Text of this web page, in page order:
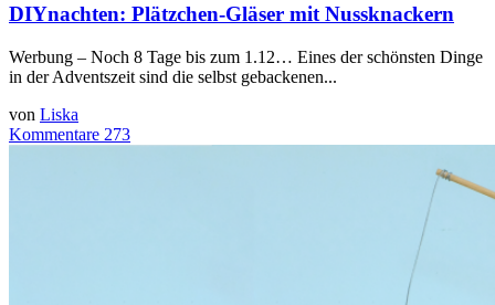
DIYnachten: Plätzchen-Gläser mit Nussknackern
Werbung – Noch 8 Tage bis zum 1.12… Eines der schönsten Dinge
in der Adventszeit sind die selbst gebackenen...
von Liska
Kommentare 273